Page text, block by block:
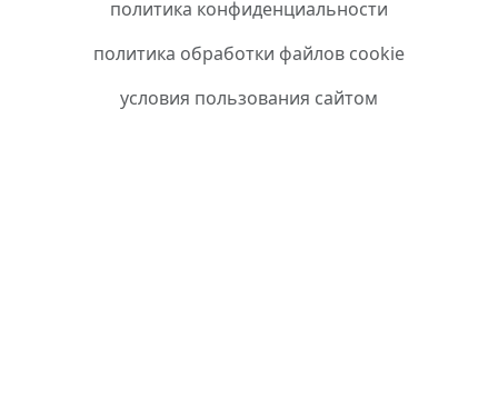
политика конфиденциальности
политика обработки файлов cookie
условия пользования сайтом